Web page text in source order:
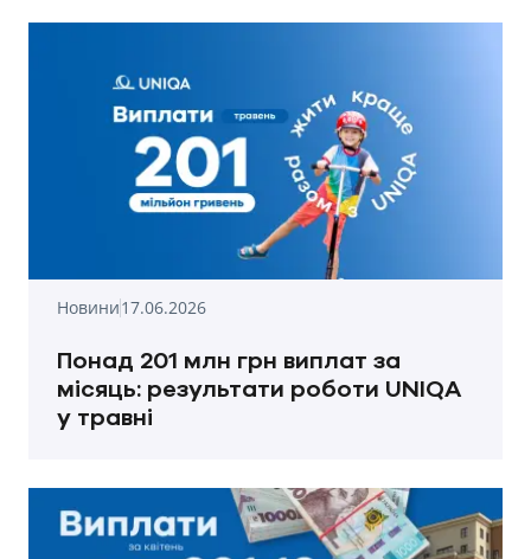
Новини17.06.2026
Понад 201 млн грн виплат за
місяць: результати роботи UNIQA
у травні